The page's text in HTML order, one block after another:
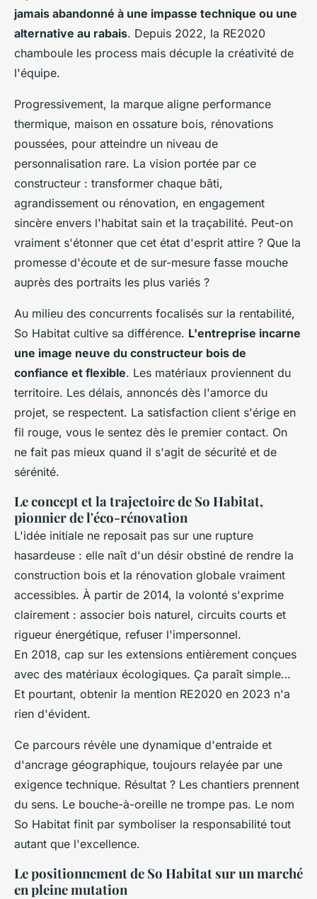
jamais abandonné à une impasse technique ou une
alternative au rabais. Depuis 2022, la RE2020
chamboule les process mais décuple la créativité de
l'équipe.
Progressivement, la marque aligne performance
thermique, maison en ossature bois, rénovations
poussées, pour atteindre un niveau de
personnalisation rare. La vision portée par ce
constructeur : transformer chaque bâti,
agrandissement ou rénovation, en engagement
sincère envers l'habitat sain et la traçabilité. Peut-on
vraiment s'étonner que cet état d'esprit attire ? Que la
promesse d'écoute et de sur-mesure fasse mouche
auprès des portraits les plus variés ?
Au milieu des concurrents focalisés sur la rentabilité,
So Habitat cultive sa différence. L'entreprise incarne
une image neuve du constructeur bois de
confiance et flexible. Les matériaux proviennent du
territoire. Les délais, annoncés dès l'amorce du
projet, se respectent. La satisfaction client s'érige en
fil rouge, vous le sentez dès le premier contact. On
ne fait pas mieux quand il s'agit de sécurité et de
sérénité.
Le concept et la trajectoire de So Habitat,
pionnier de l'éco-rénovation
L'idée initiale ne reposait pas sur une rupture
hasardeuse : elle naît d'un désir obstiné de rendre la
construction bois et la rénovation globale vraiment
accessibles. À partir de 2014, la volonté s'exprime
clairement : associer bois naturel, circuits courts et
rigueur énergétique, refuser l'impersonnel.
En 2018, cap sur les extensions entièrement conçues
avec des matériaux écologiques. Ça paraît simple…
Et pourtant, obtenir la mention RE2020 en 2023 n'a
rien d'évident.
Ce parcours révèle une dynamique d'entraide et
d'ancrage géographique, toujours relayée par une
exigence technique. Résultat ? Les chantiers prennent
du sens. Le bouche-à-oreille ne trompe pas. Le nom
So Habitat finit par symboliser la responsabilité tout
autant que l'excellence.
Le positionnement de So Habitat sur un marché
en pleine mutation